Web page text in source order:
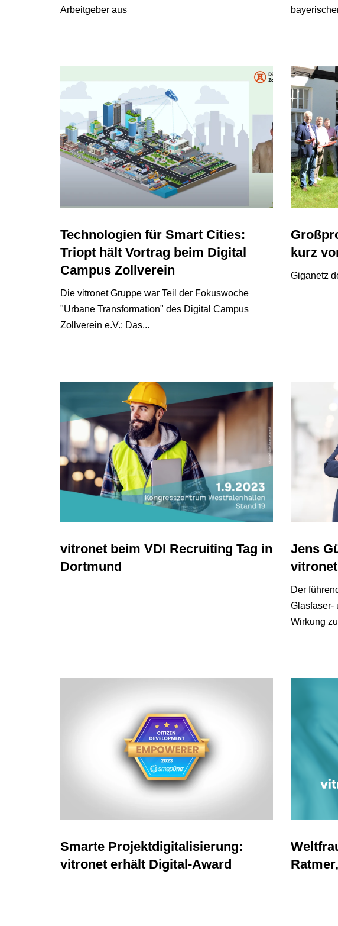
Arbeitgeber aus
Technologien für Smart Cities:
Triopt hält Vortrag beim Digital
Campus Zollverein
Die vitronet Gruppe war Teil der Fokuswoche
"Urbane Transformation" des Digital Campus
Zollverein e.V.: Das...
kurz
Giganetz
vitronet beim VDI Recruiting Tag in
Dortmund
Jens
Der
Glasfaser-
Wirkung
Smarte Projektdigitalisierung:
vitronet erhält Digital-Award